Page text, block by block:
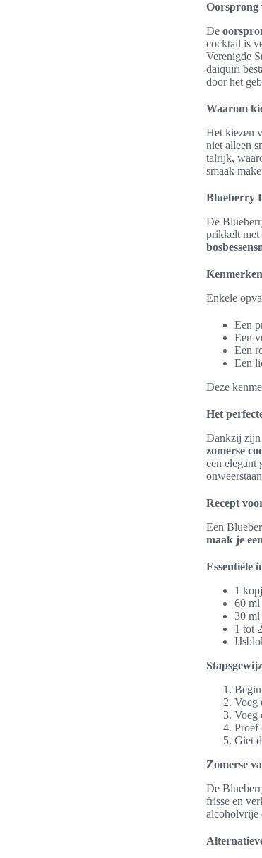
Oorsprong
De
cocktail is
Verenigde
daiquiri
door het
Waarom
Het kiezen
niet alleen
talrijk,
smaak
Blueberry
De
prikkelt met
Enkele
Een
Een
Een
Een
Deze
Het
Dankzij zijn
zomerse
een elegant
Recept
Een
maak je
Essentiële
1
60 ml
30 ml
1 tot
Voeg
Voeg
Proef
Giet
Zomerse
De
frisse en
alcoholvrije